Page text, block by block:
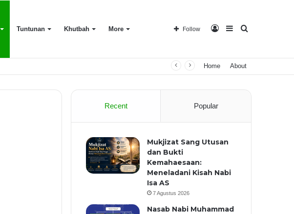
Tuntunan Khutbah More Sidebar
Log
Follow
Home About
Recent Popular
Mukjizat Sang Utusan
dan Bukti
Kemahaesaan:
Meneladani Kisah Nabi
Isa AS
7 Agustus 2026
Nasab Nabi Muhammad